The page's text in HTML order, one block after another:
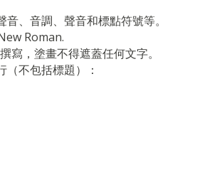
、音調、聲音和標點符號等。
Roman.
，塗畫不得遮蓋任何文字。
不包括標題）：